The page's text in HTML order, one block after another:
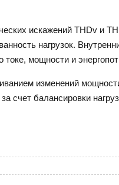
искажений THDv и
нагрузок.
мощности и
изменений
счет балансировки